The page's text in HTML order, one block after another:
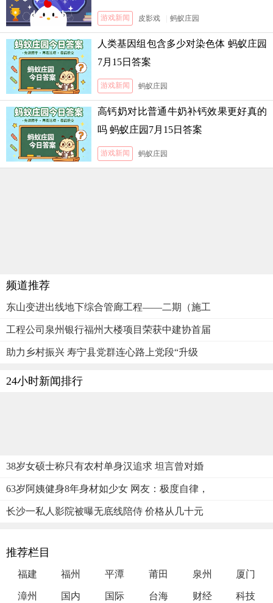
3日答案
游戏新闻 皮影戏 蚂蚁庄园
人类基因组包含多少对染色体 蚂蚁庄园
7月15日答案
游戏新闻 蚂蚁庄园
高钙奶对比普通牛奶补钙效果更好真的
吗 蚂蚁庄园7月15日答案
游戏新闻 蚂蚁庄园
频道推荐
东山变进出线地下综合管廊工程——二期（施工
工程公司泉州银行福州大楼项目荣获中建协首届
助力乡村振兴 寿宁县党群连心路上党段“升级
24小时新闻排行
38岁女硕士称只有农村单身汉追求 坦言曾对婚
63岁阿姨健身8年身材如少女 网友：极度自律，
长沙一私人影院被曝无底线陪侍 价格从几十元
推荐栏目
福建 福州 平潭 莆田 泉州 厦门
漳州 国内 国际 台海 财经 科技